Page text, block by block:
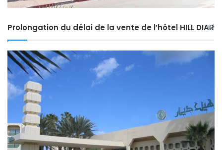
Prolongation du délai de la vente de l’hôtel HILL DIAR